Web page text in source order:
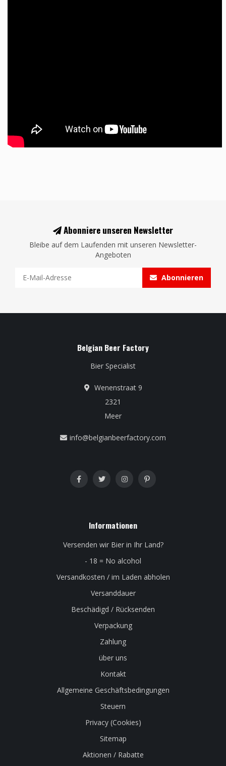
Abonniere unseren Newsletter
Bleibe auf dem Laufenden mit unseren Newsletter-
Angeboten
Abonnieren
Belgian Beer Factory
Bier Specialist
Wenenstraat 9
2321
Meer
info@belgianbeerfactory.com
Informationen
Versenden wir Bier in Ihr Land?
- 18 = No alcohol
Versandkosten / im Laden abholen
Versanddauer
Beschädigd / Rücksenden
Verpackung
Zahlung
über uns
Kontakt
Allgemeine Geschäftsbedingungen
Steuern
Privacy (Cookies)
Sitemap
Aktionen / Rabatte